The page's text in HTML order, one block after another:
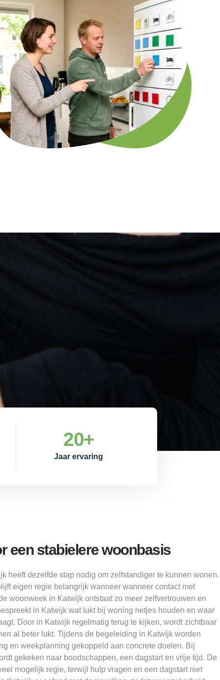
Jaar ervaring
20+
een stabielere woonbasis
heeft dezelfde stap nodig om zelfstandiger te kunnen wonen.
eigen regie belangrijk wanneer wanneer contact met
woonweek in Katwijk ontstaat zo meer zelfvertrouwen en
in Katwijk wat lukt bij woning netjes houden en waar
Door in Katwijk regelmatig terug te kijken, wordt zichtbaar
al beter lukt. Tijdens de begeleiding in Katwijk worden
en weekplanning gekoppeld aan concrete doelen. Bij
gekeken naar boodschappen, een dagstart en vrije tijd. De
mogelijk regie, terwijl hulp vragen en een dagstart niet